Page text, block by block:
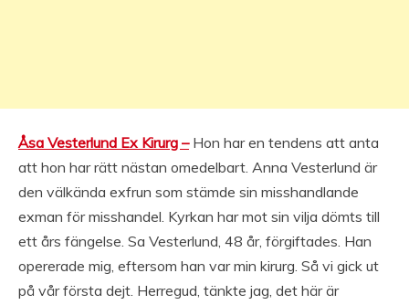
Åsa Vesterlund Ex Kirurg –Hon har en tendens att anta
att hon har rätt nästan omedelbart. Anna Vesterlund är
den välkända exfrun som stämde sin misshandlande
exman för misshandel. Kyrkan har mot sin vilja dömts till
ett års fängelse. Sa Vesterlund, 48 år, förgiftades. Han
opererade mig, eftersom han var min kirurg. Så vi gick ut
på vår första dejt. Herregud, tänkte jag, det här är